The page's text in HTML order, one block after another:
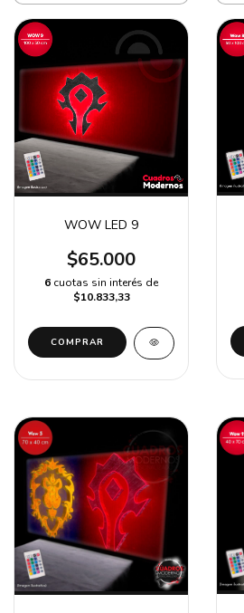
WOW LED 9
$65.000
6 cuotas sin interés de
$10.833,33
COMPRAR